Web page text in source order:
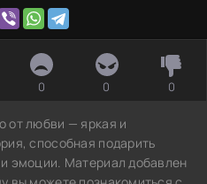
0 0 0
от любви — яркая и
способная подарить
эмоции. Материал добавлен